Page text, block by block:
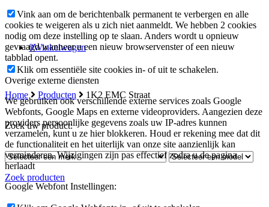
0Winkelwagen
Home Producten 1K2 EMC Straat
Zoek uw product:
Zoek producten
Vink aan om de berichtenbalk permanent te verbergen en alle
cookies te weigeren als u zich niet aanmeldt. We hebben 2 cookies
nodig om deze instelling op te slaan. Anders wordt u opnieuw
gevraagd wanneer u een nieuw browservenster of een nieuw
tabblad opent.
Klik om essentiële site cookies in- of uit te schakelen.
Overige externe diensten
We gebruiken ook verschillende externe services zoals Google
Webfonts, Google Maps en externe videoproviders. Aangezien deze
providers persoonlijke gegevens zoals uw IP-adres kunnen
verzamelen, kunt u ze hier blokkeren. Houd er rekening mee dat dit
de functionaliteit en het uiterlijk van onze site aanzienlijk kan
verminderen. Wijzigingen zijn pas effectief zodra u de pagina
herlaadt
Google Webfont Instellingen: